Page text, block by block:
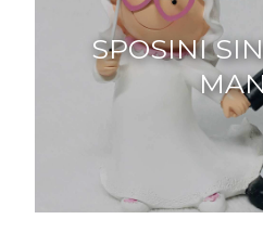
SPOSINI